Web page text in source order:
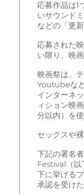
応募作品は1
いサウンド
などの「更
応募された
い限り、映
映画祭は、
Youtubeな
インターネ
ィション映
分以内）を
セックスや
下記の署名
Festival（以
下に挙げる
承認を受け